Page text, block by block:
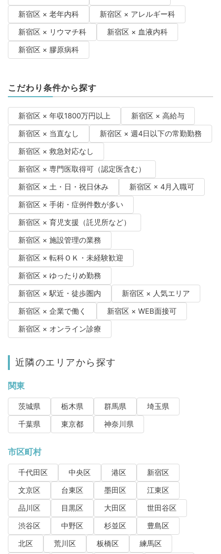
新宿区 × 老年内科
新宿区 × アレルギー科
新宿区 × リウマチ科
新宿区 × 血液内科
新宿区 × 膠原病科
こだわり条件から探す
新宿区 × 年収1800万円以上
新宿区 × 高給与
新宿区 × 当直なし
新宿区 × 週4日以下の常勤勤務
新宿区 × 救急対応なし
新宿区 × 専門医取得可（認定医含む）
新宿区 × 土・日・祝日休み
新宿区 × 4月入職可
新宿区 × 手術・症例件数が多い
新宿区 × 育児支援（託児所など）
新宿区 × 施設管理の業務
新宿区 × 転科ＯＫ・未経験歓迎
新宿区 × ゆったりめ勤務
新宿区 × 駅近・徒歩圏内
新宿区 × 人気エリア
新宿区 × 企業で働く
新宿区 × WEB面接可
新宿区 × オンライン診療
近隣のエリアから探す
関東
茨城県 栃木県 群馬県
埼玉県
千葉県
東京都 神奈川県
市区町村
千代田区 中央区 港区
新宿区
文京区
台東区 墨田区
江東区
品川区
目黒区 大田区
世田谷区
渋谷区
中野区 杉並区
豊島区
北区
荒川区 板橋区
練馬区